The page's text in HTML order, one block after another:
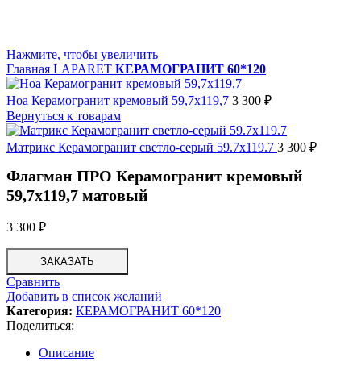
Нажмите, чтобы увеличить
Главная LAPARET КЕРАМОГРАНИТ 60*120
Ноа Керамогранит кремовый 59,7х119,7 3 300 ₽
Вернуться к товарам
Матрикс Керамогранит светло-серый 59.7x119.7 3 300 ₽
Флагман ПРО Керамогранит кремовый
59,7х119,7 матовый
3 300 ₽
ЗАКАЗАТЬ
Сравнить
Добавить в список желаний
Категория: КЕРАМОГРАНИТ 60*120
Поделиться:
Описание